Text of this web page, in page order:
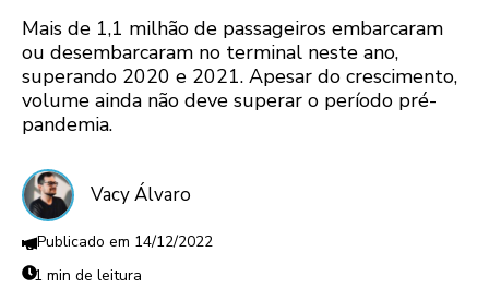
Mais de 1,1 milhão de passageiros embarcaram
ou desembarcaram no terminal neste ano,
superando 2020 e 2021. Apesar do crescimento,
volume ainda não deve superar o período pré-
pandemia.
Vacy Álvaro
14/12/2022
1 min de leitura